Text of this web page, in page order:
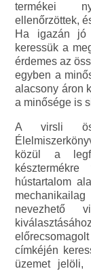
termékei
ellenőrzöttek,
Ha igazán jó
keressük a
érdemes az
egyben a
alacsony áron
a minősége is
A virsli
közül a
hústartalom
nevezhető
címkéjén
üzemet jelöli,